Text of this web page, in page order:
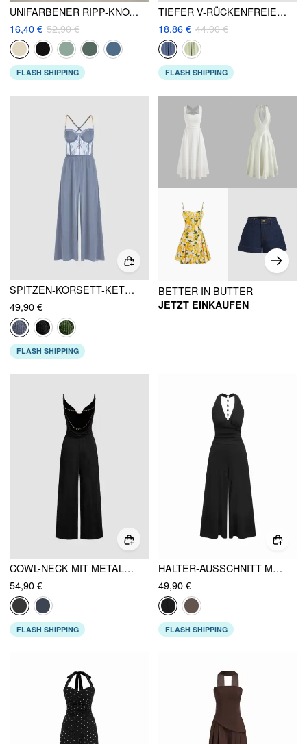
UNIFARBENER RIPP-KNOTEN-JUMPSUIT
16,40 € 52,90 €
FLASH SHIPPING
TIEFER V-RÜCKENFREIER OVERALL
18,86 € 44,90 €
FLASH SHIPPING
SPITZEN-KORSETT-KETTEN-CROSS WIDE LEG JUMPSUIT KURVE & PLUS
49,90 €
FLASH SHIPPING
BETTER IN BUTTER
JETZT EINKAUFEN
COWL-NECK MIT METALLKETTE, RÜCKENFREIER, GERAFFTER WEITER BEIN OVERALL
54,90 €
FLASH SHIPPING
HALTER-AUSSCHNITT METALLDETAIL WEITES BEIN JUMPSUIT
49,90 €
FLASH SHIPPING